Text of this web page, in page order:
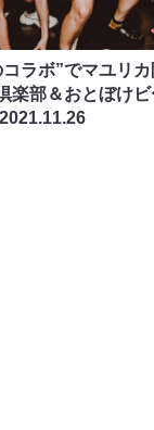
コラボ”でマユリ
楽部＆おとぼけ
2021.11.26